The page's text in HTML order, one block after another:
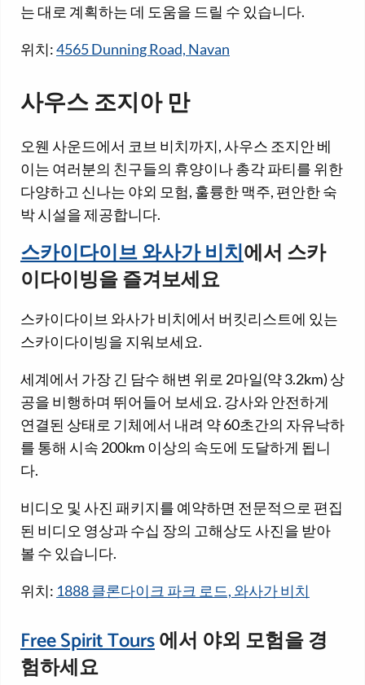
는 대로 계획하는 데 도움을 드릴 수 있습니다.
위치:4565 Dunning Road, Navan
사우스 조지아 만
오웬 사운드에서 코브 비치까지, 사우스 조지안 베
이는 여러분의 친구들의 휴양이나 총각 파티를 위한
다양하고 신나는 야외 모험, 훌륭한 맥주, 편안한 숙
박 시설을 제공합니다.
스카이다이브 와사가 비치에서 스카
이다이빙을 즐겨보세요
스카이다이브 와사가 비치에서 버킷리스트에 있는
스카이다이빙을 지워보세요.
세계에서 가장 긴 담수 해변 위로 2마일(약 3.2km) 상
공을 비행하며 뛰어들어 보세요. 강사와 안전하게
연결된 상태로 기체에서 내려 약 60초간의 자유낙하
를 통해 시속 200km 이상의 속도에 도달하게 됩니
다.
비디오 및 사진 패키지를 예약하면 전문적으로 편집
된 비디오 영상과 수십 장의 고해상도 사진을 받아
볼 수 있습니다.
위치: 1888 클론다이크 파크 로드, 와사가 비치
Free Spirit Tours에서 야외 모험을 경
험하세요